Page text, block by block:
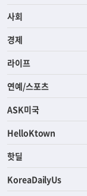
사회
경제
라이프
연예/스포츠
ASK미국
HelloKtown
핫딜
KoreaDailyUs